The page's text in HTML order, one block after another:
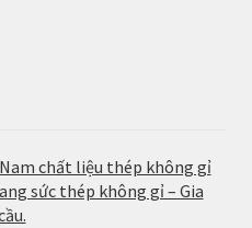
chất liệu thép không gỉ
sức thép không gỉ – Gia